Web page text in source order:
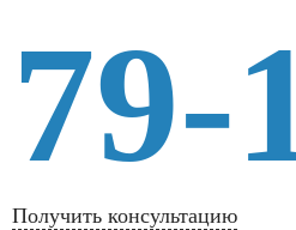
79-
Получить консультацию